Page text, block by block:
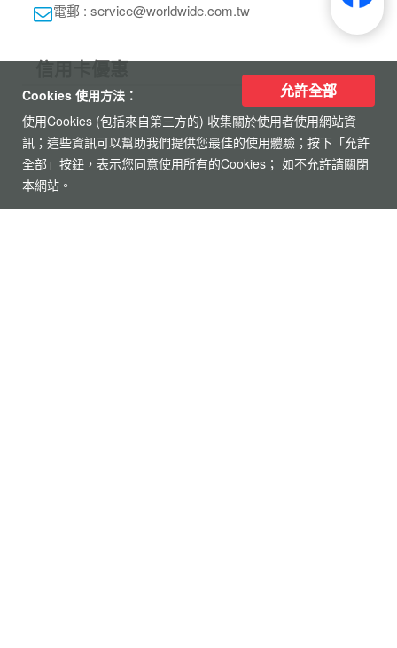
Cookies 使用方法：
使用Cookies (包括來自第三方的) 收集關於使用者使用網站資
訊；這些資訊可以幫助我們提供您最佳的使用體驗；按下「允許
全部」按鈕，表示您同意使用所有的Cookies； 如不允許請關閉
本網站。
允許全部
電郵 : service@worldwide.com.tw
信用卡優惠